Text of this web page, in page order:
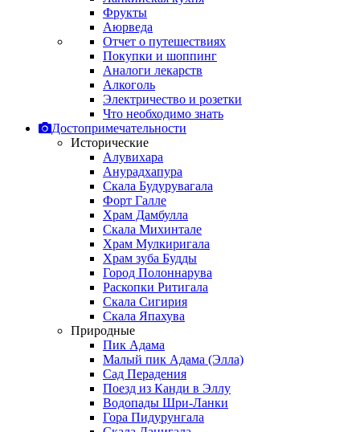
Фрукты
Аюрведа
Отчет о путешествиях
Покупки и шоппинг
Аналоги лекарств
Алкоголь
Электричество и розетки
Что необходимо знать
Достопримечательности
Исторические
Алувихара
Анурадхапура
Скала Будурувагала
Форт Галле
Храм Дамбулла
Скала Михинтале
Храм Мулкиригала
Храм зуба Будды
Город Полоннарува
Раскопки Ритигала
Скала Сигирия
Скала Япахува
Природные
Пик Адама
Малый пик Адама (Элла)
Сад Перадения
Поезд из Канди в Эллу
Водопады Шри-Ланки
Гора Пидурунгала